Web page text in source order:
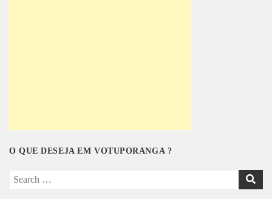
O QUE DESEJA EM VOTUPORANGA ?